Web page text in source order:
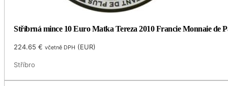
Stříbrná mince 10 Euro Matka Tereza 2010 Francie Monnaie de
224.65€ včetně DPH (EUR)
Stříbro